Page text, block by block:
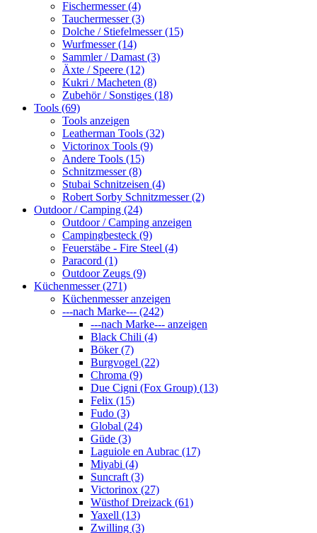
Fischermesser (4)
Tauchermesser (3)
Dolche / Stiefelmesser (15)
Wurfmesser (14)
Sammler / Damast (3)
Äxte / Speere (12)
Kukri / Macheten (8)
Zubehör / Sonstiges (18)
Tools (69)
Tools anzeigen
Leatherman Tools (32)
Victorinox Tools (9)
Andere Tools (15)
Schnitzmesser (8)
Stubai Schnitzeisen (4)
Robert Sorby Schnitzmesser (2)
Outdoor / Camping (24)
Outdoor / Camping anzeigen
Campingbesteck (9)
Feuerstäbe - Fire Steel (4)
Paracord (1)
Outdoor Zeugs (9)
Küchenmesser (271)
Küchenmesser anzeigen
---nach Marke--- (242)
---nach Marke--- anzeigen
Black Chili (4)
Böker (7)
Burgvogel (22)
Chroma (9)
Due Cigni (Fox Group) (13)
Felix (15)
Fudo (3)
Global (24)
Güde (3)
Laguiole en Aubrac (17)
Miyabi (4)
Suncraft (3)
Victorinox (27)
Wüsthof Dreizack (61)
Yaxell (13)
Zwilling (3)